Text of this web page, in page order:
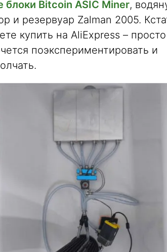
Bitcoin ASIC Miner,
и резервуар Zalman 2005.
купить на AliExpress – просто
поэкспериментировать и